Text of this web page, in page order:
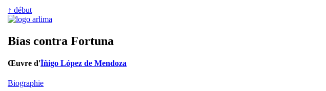
↑ début
Bías contra Fortuna
Œuvre d'Íñigo López de Mendoza
Biographie